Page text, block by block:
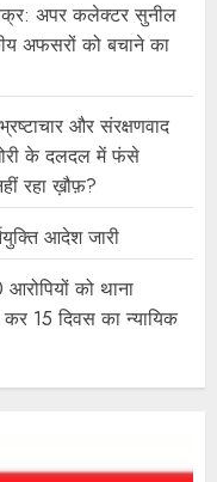
अपर कलेक्टर सुनील
अफसरों को बचाने का
और संरक्षणवाद
के दलदल में फंसे
रहा ख़ौफ़?
आदेश जारी
को थाना
15 दिवस का न्यायिक